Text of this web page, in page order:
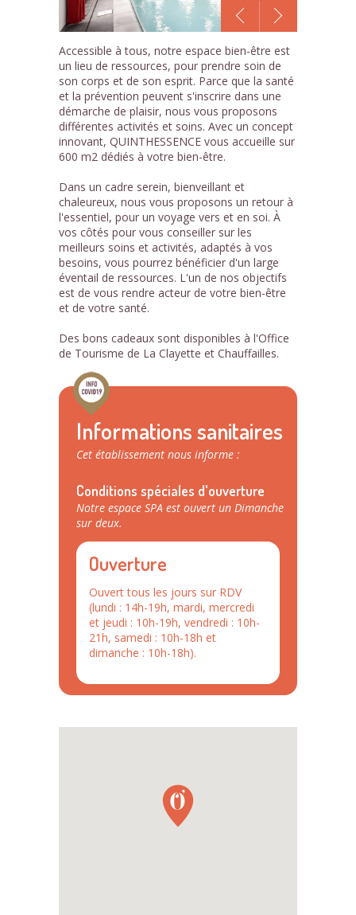
1 /18
Accessible à tous, notre espace bien-être est
un lieu de ressources, pour prendre soin de
son corps et de son esprit. Parce que la santé
et la prévention peuvent s'inscrire dans une
démarche de plaisir, nous vous proposons
différentes activités et soins. Avec un concept
innovant, QUINTHESSENCE vous accueille sur
600 m2 dédiés à votre bien-être.
Dans un cadre serein, bienveillant et
chaleureux, nous vous proposons un retour à
l'essentiel, pour un voyage vers et en soi. À
vos côtés pour vous conseiller sur les
meilleurs soins et activités, adaptés à vos
besoins, vous pourrez bénéficier d'un large
éventail de ressources. L'un de nos objectifs
est de vous rendre acteur de votre bien-être
et de votre santé.
Des bons cadeaux sont disponibles à l'Office
de Tourisme de La Clayette et Chauffailles.
Informations sanitaires
Cet établissement nous informe :
Conditions spéciales d'ouverture
Notre espace SPA est ouvert un Dimanche
sur deux.
Ouverture
Ouvert tous les jours sur RDV
(lundi : 14h-19h, mardi, mercredi
et jeudi : 10h-19h, vendredi : 10h-
21h, samedi : 10h-18h et
dimanche : 10h-18h).